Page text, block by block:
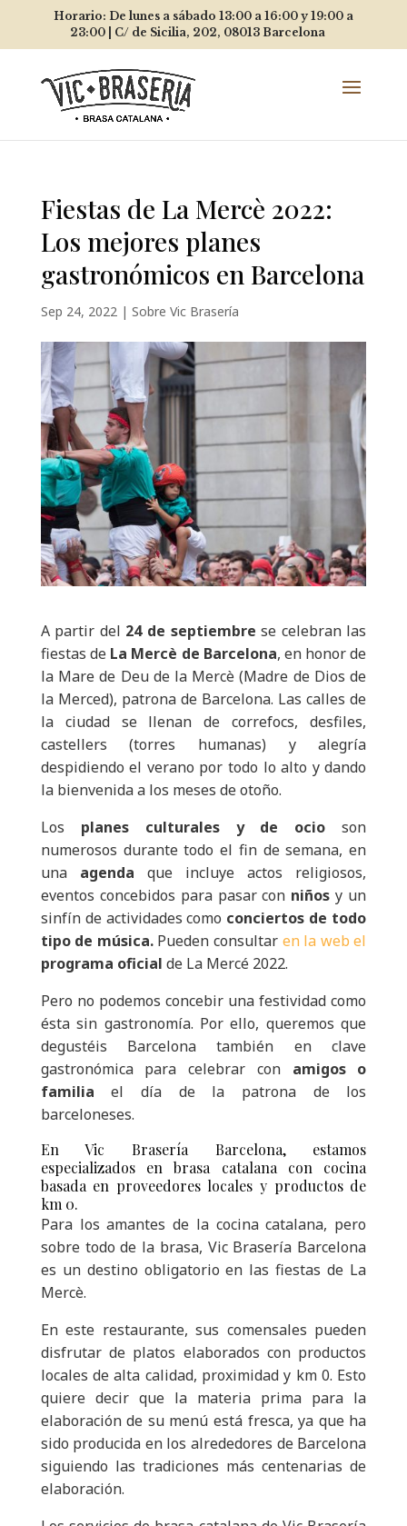
Horario: De lunes a sábado 13:00 a 16:00 y 19:00 a
23:00 | C/ de Sicilia, 202, 08013 Barcelona
Fiestas de La Mercè 2022:
Los mejores planes
gastronómicos en Barcelona
Sep 24, 2022| Sobre Vic Brasería
A partir del 24 de septiembre se celebran las
fiestas de La Mercè de Barcelona, en honor de
la Mare de Deu de la Mercè (Madre de Dios de
la Merced), patrona de Barcelona. Las calles de
la ciudad se llenan de correfocs, desfiles,
castellers (torres humanas) y alegría
despidiendo el verano por todo lo alto y dando
la bienvenida a los meses de otoño.
Los planes culturales y de ocio son
numerosos durante todo el fin de semana, en
una agenda que incluye actos religiosos,
eventos concebidos para pasar con niños y un
sinfín de actividades como conciertos de todo
tipo de música. Pueden consultar en la web el
programa oficial de La Mercé 2022.
Pero no podemos concebir una festividad como
ésta sin gastronomía. Por ello, queremos que
degustéis Barcelona también en clave
gastronómica para celebrar conamigos o
familia el día de la patrona de los
barceloneses.
En Vic Brasería Barcelona, estamos
especializados en brasa catalana con cocina
basada en proveedores locales y productos de
km 0.
Para los amantes de la cocina catalana, pero
sobre todo de la brasa, Vic Brasería Barcelona
es un destino obligatorio en las fiestas de La
Mercè.
En este restaurante, sus comensales pueden
disfrutar de platos elaborados con productos
locales de alta calidad, proximidad y km 0. Esto
quiere decir que la materia prima para la
elaboración de su menú está fresca, ya que ha
sido producida en los alrededores de Barcelona
siguiendo las tradiciones más centenarias de
elaboración.